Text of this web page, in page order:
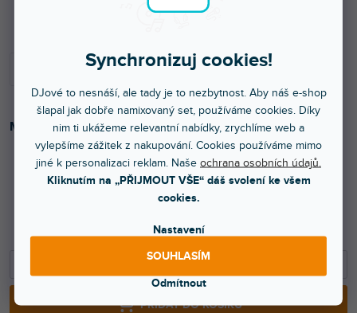
Synchronizuj cookies!
DJové to nesnáší, ale tady je to nezbytnost. Aby náš e-shop
šlapal jak dobře namixovaný set, používáme cookies. Díky
nim ti ukážeme relevantní nabídky, zrychlíme web a
vylepšíme zážitek z nakupování. Cookies používáme mimo
jiné k personalizaci reklam. Naše ochrana osobních údajů.
Kliknutím na „PŘIJMOUT VŠE“ dáš svolení ke všem
cookies.
Nastavení
Odmítnout
SOUHLASÍM
Skladem na prodejně
PŘIDAT DO KOŠÍKU
Montážní kroužek pro nosný popruh.